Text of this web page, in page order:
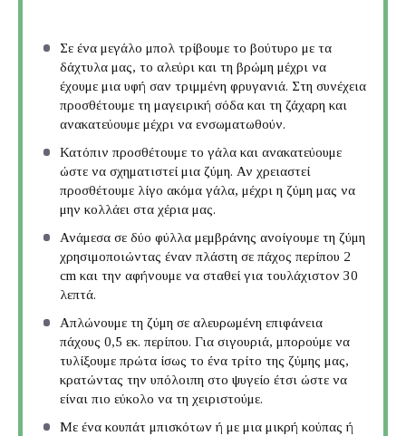
Σε ένα μεγάλο μπολ τρίβουμε το βούτυρο με τα
δάχτυλα μας, το αλεύρι και τη βρώμη μέχρι να
έχουμε μια υφή σαν τριμμένη φρυγανιά. Στη συνέχεια
προσθέτουμε τη μαγειρική σόδα και τη ζάχαρη και
ανακατεύουμε μέχρι να ενσωματωθούν.
Κατόπιν προσθέτουμε το γάλα και ανακατεύουμε
ώστε να σχηματιστεί μια ζύμη. Αν χρειαστεί
προσθέτουμε λίγο ακόμα γάλα, μέχρι η ζύμη μας να
μην κολλάει στα χέρια μας.
Ανάμεσα σε δύο φύλλα μεμβράνης ανοίγουμε τη ζύμη
χρησιμοποιώντας έναν πλάστη σε πάχος περίπου 2
cm και την αφήνουμε να σταθεί για τουλάχιστον 30
λεπτά.
Απλώνουμε τη ζύμη σε αλευρωμένη επιφάνεια
πάχους 0,5 εκ. περίπου. Για σιγουριά, μπορούμε να
τυλίξουμε πρώτα ίσως το ένα τρίτο της ζύμης μας,
κρατώντας την υπόλοιπη στο ψυγείο έτσι ώστε να
είναι πιο εύκολο να τη χειριστούμε.
Με ένα κουπάτ μπισκότων ή με μια μικρή κούπας ή